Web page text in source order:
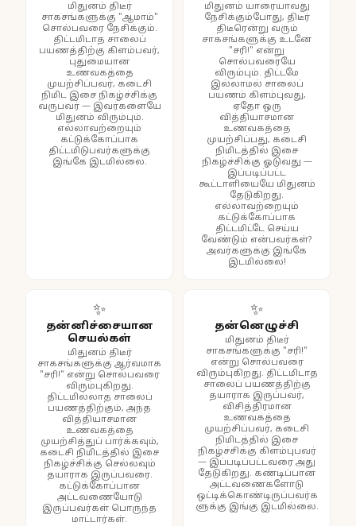
மிதுனம் திடீர்
சாகசங்களுக்கு "ஆமாம்"
சொல்பவரை நேசிக்கும்.
திட்டமிடாத சாலைப்
பயணத்திற்கு கிளம்பவர்,
புதுமையான
உணவகத்தை
முயற்சிப்பவர், கடைசி
நிமிட இசை நிகழ்ச்சிக்கு
வருபவர் — இவர்களையே
மிதுனம் விரும்பும்.
எல்லாவற்றையும்
கட்டுக்கோப்பாக
திட்டமிடுபவர்களுக்கு
இங்கே இடமில்லை.
மிதுனம் யாரையாவது
நேசிக்கும்போது, திடீர்
திடீரென்று வரும்
சாகசங்களுக்கு உடனே
"சரி!" என்று
சொல்பவரையே
விரும்பும். திட்டமே
இல்லாமல் சாலைப்
பயணம் கிளம்புவது,
ஏதோ ஒரு
வித்தியாசமான
உணவகத்தை
முயற்சிப்பது, கடைசி
நிமிடத்தில் இசை
நிகழ்ச்சிக்கு ஓடுவது —
இப்படிப்பட்ட
கூட்டாளியையே மிதுனம்
தேடுகிறது.
எல்லாவற்றையும்
கட்டுக்கோப்பாக
திட்டமிட்டே செய்ய
வேண்டும் என்பவர்கள்?
அவர்களுக்கு இங்கே
இடமில்லை!
✨
தன்னிச்சையான
செயல்கள்
மிதுனம் திடீர்
சாகசங்களுக்கு ஆர்வமாக
"சரி!" என்று சொல்பவரை
விரும்புகிறது.
திட்டமில்லாத சாலைப்
பயணத்திற்கும், அந்த
வித்தியாசமான
உணவகத்தை
முயற்சித்துப் பார்க்கவும்,
கடைசி நிமிடத்தில் இசை
நிகழ்ச்சிக்கு செல்லவும்
தயாராக இருப்பவரை.
கட்டுக்கோப்பான
அட்டவணையோடு
இருப்பவர்கள் பொருந்த
மாட்டார்கள்.
✨
தன்னெழுச்சி
மிதுனம் திடீர்
சாகசங்களுக்கு "சரி!"
என்று சொல்பவரை
விரும்புகிறது. திட்டமிடாத
சாலைப் பயணத்திற்கு
தயாராக இருப்பவர்,
விசித்திரமான
உணவகத்தை
முயற்சிப்பவர், கடைசி
நிமிடத்தில் இசை
நிகழ்ச்சிக்கு கிளம்புபவர்
— இப்படிப்பட்டவரை அது
தேடுகிறது. கண்டிப்பான
அட்டவணைகளோடு
ஒட்டிக்கொண்டிருப்பவர்க
ளுக்கு இங்கு இடமில்லை.